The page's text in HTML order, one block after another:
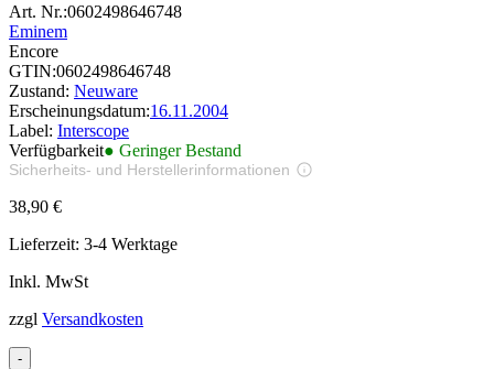
Art. Nr.:0602498646748
Eminem
Encore
GTIN:0602498646748
Zustand: Neuware
Erscheinungsdatum:16.11.2004
Label: Interscope
Verfügbarkeit● Geringer Bestand
Sicherheits- und Herstellerinformationen
38,90 €
Lieferzeit: 3-4 Werktage
Inkl. MwSt
zzgl Versandkosten
-